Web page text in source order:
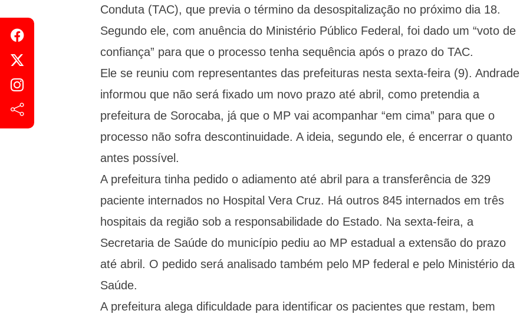
Conduta (TAC), que previa o término da desospitalização no próximo dia 18.
Segundo ele, com anuência do Ministério Público Federal, foi dado um “voto de
confiança” para que o processo tenha sequência após o prazo do TAC.
Ele se reuniu com representantes das prefeituras nesta sexta-feira (9). Andrade
informou que não será fixado um novo prazo até abril, como pretendia a
prefeitura de Sorocaba, já que o MP vai acompanhar “em cima” para que o
processo não sofra descontinuidade. A ideia, segundo ele, é encerrar o quanto
antes possível.
A prefeitura tinha pedido o adiamento até abril para a transferência de 329
paciente internados no Hospital Vera Cruz. Há outros 845 internados em três
hospitais da região sob a responsabilidade do Estado. Na sexta-feira, a
Secretaria de Saúde do município pediu ao MP estadual a extensão do prazo
até abril. O pedido será analisado também pelo MP federal e pelo Ministério da
Saúde.
A prefeitura alega dificuldade para identificar os pacientes que restam, bem